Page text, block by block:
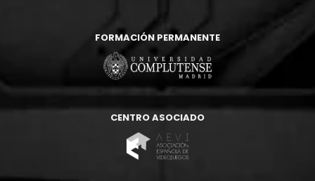
FORMACIÓN PERMANENTE
CENTRO ASOCIADO